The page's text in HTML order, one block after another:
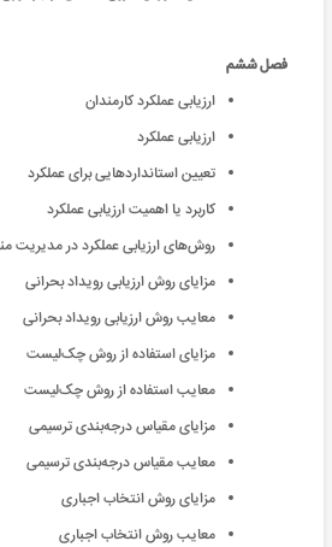
فصل ششم
ارزیابی عملکرد کارمندان
ارزیابی عملکرد
تعیین استانداردهایی برای عملکرد
کاربرد یا اهمیت ارزیابی عملکرد
روش‌های ارزیابی عملکرد در مدیریت
مزایای روش ارزیابی رویداد بحرانی
معایب روش ارزیابی رویداد بحرانی
مزایای استفاده از روش چک‌لیست
معایب استفاده از روش چک‌لیست
مزایای مقیاس درجه‌بندی ترسیمی
معایب مقیاس درجه‌بندی ترسیمی
مزایای روش انتخاب اجباری
معایب روش انتخاب اجباری